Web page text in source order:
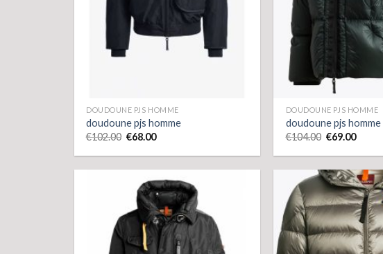
DOUDOUNE PJS HOMME
doudoune pjs homme
€102.00 €68.00
DOUDOUNE PJS HOMME
doudoune pjs homme
€104.00 €69.00